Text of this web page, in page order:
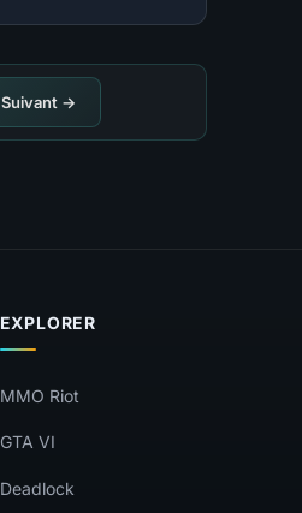
par @imortilize.
S-
SACRESPRIT
Piqueur
Suivant →
EXPLORER
MMO Riot
GTA VI
Deadlock